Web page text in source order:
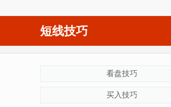
短线技巧
看盘技巧
买入技巧